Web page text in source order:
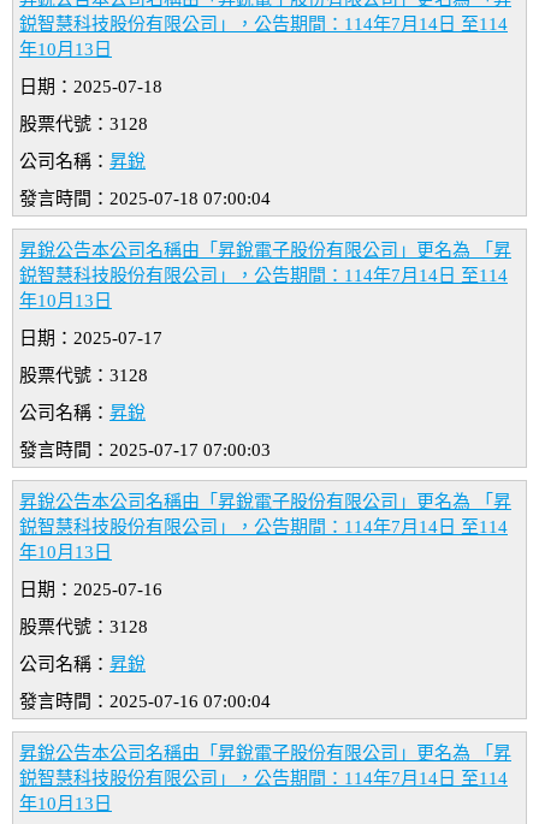
鋭智慧科技股份有限公司」，公告期間：114年7月14日 至114
年10月13日
日期：2025-07-18
股票代號：3128
公司名稱： 昇銳
發言時間：2025-07-18 07:00:04
昇銳公告本公司名稱由「昇銳電子股份有限公司」更名為 「昇
鋭智慧科技股份有限公司」，公告期間：114年7月14日 至114
年10月13日
日期：2025-07-17
股票代號：3128
公司名稱： 昇銳
發言時間：2025-07-17 07:00:03
昇銳公告本公司名稱由「昇銳電子股份有限公司」更名為 「昇
鋭智慧科技股份有限公司」，公告期間：114年7月14日 至114
年10月13日
日期：2025-07-16
股票代號：3128
公司名稱： 昇銳
發言時間：2025-07-16 07:00:04
昇銳公告本公司名稱由「昇銳電子股份有限公司」更名為 「昇
鋭智慧科技股份有限公司」，公告期間：114年7月14日 至114
年10月13日